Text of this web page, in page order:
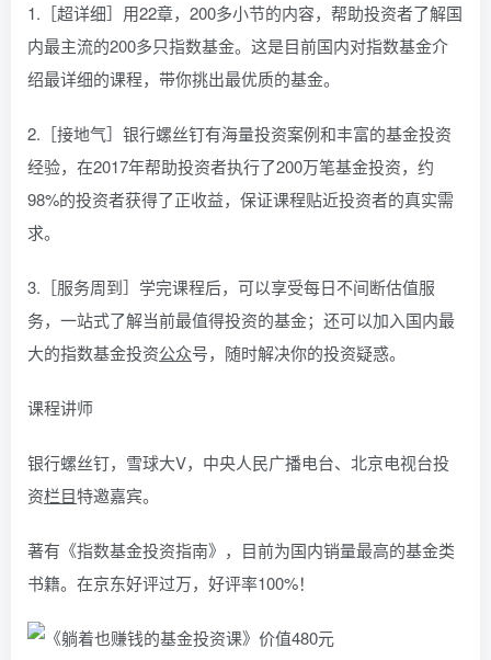
1.［超详细］用22章，200多小节的内容，帮助投资者了解国
内最主流的200多只指数基金。这是目前国内对指数基金介
绍最详细的课程，带你挑出最优质的基金。
2.［接地气］银行螺丝钉有海量投资案例和丰富的基金投资
经验，在2017年帮助投资者执行了200万笔基金投资，约
98%的投资者获得了正收益，保证课程贴近投资者的真实需
求。
3.［服务周到］学完课程后，可以享受每日不间断估值服
务，一站式了解当前最值得投资的基金；还可以加入国内最
大的指数基金投资公众号，随时解决你的投资疑惑。
课程讲师
银行螺丝钉，雪球大V，中央人民广播电台、北京电视台投
资栏目特邀嘉宾。
著有《指数基金投资指南》，目前为国内销量最高的基金类
书籍。在京东好评过万，好评率100%！